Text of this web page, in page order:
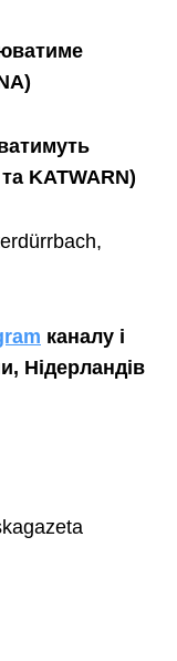
та KATWARN)
каналу і
, Нідерландів